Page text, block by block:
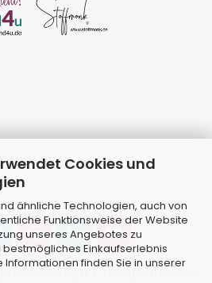
Cookies und
ähnliche Technologien, auch von
Funktionsweise der Website
unseres Angebotes zu
Einkaufserlebnis
Informationen finden Sie in unserer
© 2026 | Template von